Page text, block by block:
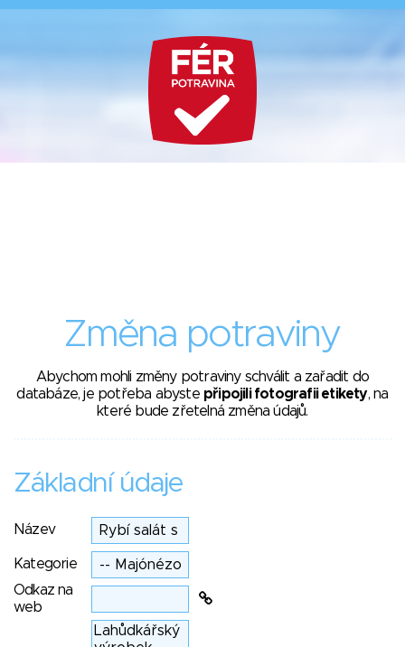
Změna potraviny
Abychom mohli změny potraviny schválit a zařadit do
databáze, je potřeba abyste připojili fotografii etikety, na
které bude zřetelná změna údajů.
Základní údaje
Název
Kategorie
Odkaz na
web